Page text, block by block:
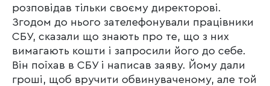
розповідав тільки своєму директорові.
Згодом до нього зателефонували працівники
СБУ, сказали що знають про те, що з них
вимагають кошти і запросили його до себе.
Він поїхав в СБУ і написав заяву. Йому дали
гроші, щоб вручити обвинуваченому, але той